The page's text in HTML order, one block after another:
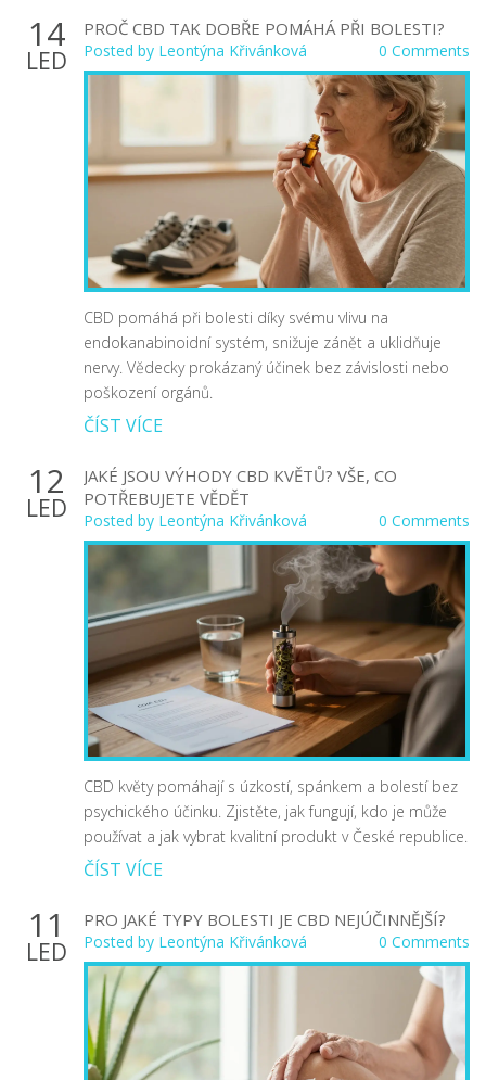
14
LED
PROČ CBD TAK DOBŘE POMÁHÁ PŘI BOLESTI?
Posted by Leontýna Křivánková 0 Comments
CBD pomáhá při bolesti díky svému vlivu na
endokanabinoidní systém, snižuje zánět a uklidňuje
nervy. Vědecky prokázaný účinek bez závislosti nebo
poškození orgánů.
ČÍST VÍCE
12
LED
JAKÉ JSOU VÝHODY CBD KVĚTŮ? VŠE, CO
POTŘEBUJETE VĚDĚT
Posted by Leontýna Křivánková 0 Comments
CBD květy pomáhají s úzkostí, spánkem a bolestí bez
psychického účinku. Zjistěte, jak fungují, kdo je může
používat a jak vybrat kvalitní produkt v České republice.
ČÍST VÍCE
11
LED
PRO JAKÉ TYPY BOLESTI JE CBD NEJÚČINNĚJŠÍ?
Posted by Leontýna Křivánková 0 Comments